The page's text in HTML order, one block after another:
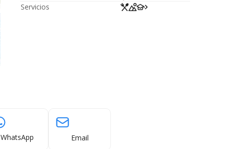
Servicios
WhatsApp Email